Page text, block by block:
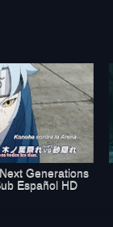
Generations
Español HD